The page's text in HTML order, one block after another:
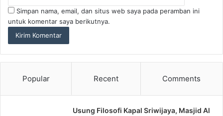
Simpan nama, email, dan situs web saya pada peramban ini
untuk komentar saya berikutnya.
Popular Recent Comments
Usung Filosofi Kapal Sriwijaya, Masjid Al